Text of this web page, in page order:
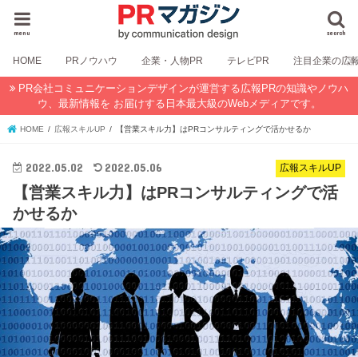
search
menu
HOME PRノウハウ 企業・人物PR テレビPR 注目企業の広
PR会社コミュニケーションデザインが運営する広報PRの知識やノウハ
ウ、最新情報を お届けする日本最大級のWebメディアです。
HOME 広報スキルUP 【営業スキル力】はPRコンサルティングで活かせるか
広報スキルUP
2022.05.02 2022.05.06
【営業スキル力】はPRコンサルティングで活
かせるか